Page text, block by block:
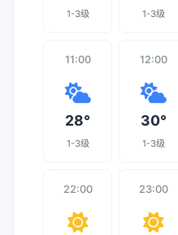
1-3级 1-3级
11:00
28°
1-3级
12:00
30°
1-3级
22:00 23:00